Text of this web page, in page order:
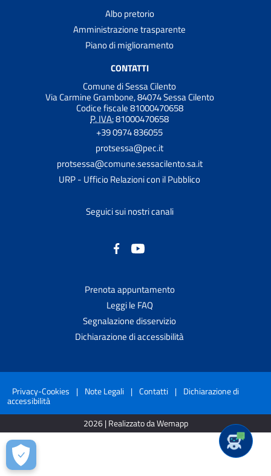
Albo pretorio
Amministrazione trasparente
Piano di miglioramento
CONTATTI
Comune di Sessa Cilento
Via Carmine Grambone, 84074 Sessa Cilento
Codice fiscale 81000470658
P. IVA:81000470658
+39 0974 836055
protsessa@pec.it
protsessa@comune.sessacilento.sa.it
URP - Ufficio Relazioni con il Pubblico
Seguici sui nostri canali
Prenota appuntamento
Leggi le FAQ
Segnalazione disservizio
Dichiarazione di accessibilità
Privacy-Cookies | Note Legali | Contatti | Dichiarazione di
accessibilità
2026 | Realizzato da Wemapp